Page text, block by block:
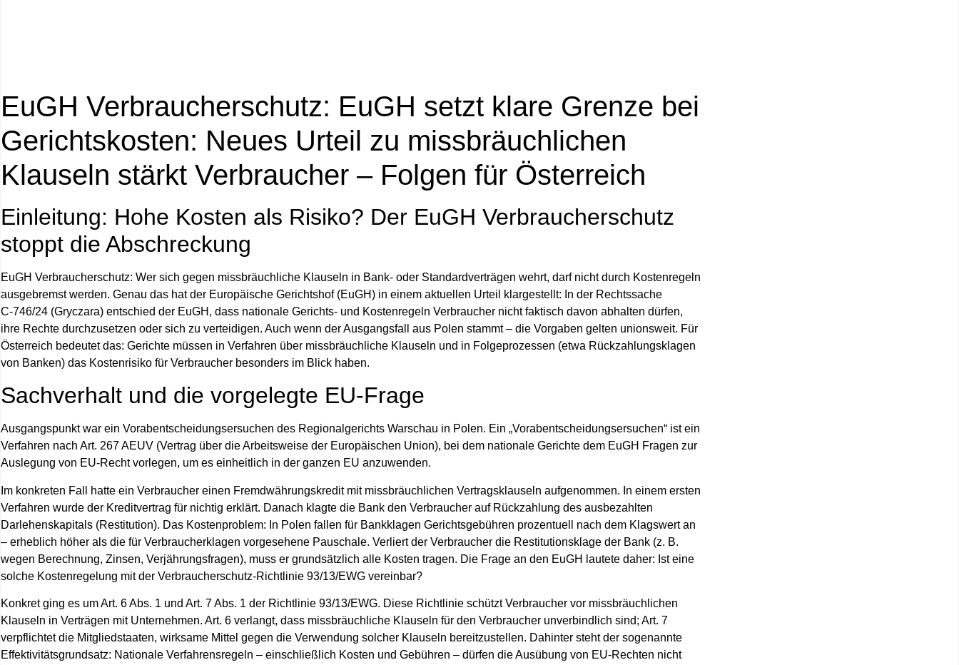
EuGH Verbraucherschutz: EuGH setzt klare Grenze bei
Gerichtskosten: Neues Urteil zu missbräuchlichen
Klauseln stärkt Verbraucher – Folgen für Österreich
Einleitung: Hohe Kosten als Risiko? Der EuGH Verbraucherschutz
stoppt die Abschreckung
EuGH Verbraucherschutz: Wer sich gegen missbräuchliche Klauseln in Bank- oder Standardverträgen wehrt, darf nicht durch Kostenregeln
ausgebremst werden. Genau das hat der Europäische Gerichtshof (EuGH) in einem aktuellen Urteil klargestellt: In der Rechtssache
C‑746/24 (Gryczara) entschied der EuGH, dass nationale Gerichts- und Kostenregeln Verbraucher nicht faktisch davon abhalten dürfen,
ihre Rechte durchzusetzen oder sich zu verteidigen. Auch wenn der Ausgangsfall aus Polen stammt – die Vorgaben gelten unionsweit. Für
Österreich bedeutet das: Gerichte müssen in Verfahren über missbräuchliche Klauseln und in Folgeprozessen (etwa Rückzahlungsklagen
von Banken) das Kostenrisiko für Verbraucher besonders im Blick haben.
Sachverhalt und die vorgelegte EU‑Frage
Ausgangspunkt war ein Vorabentscheidungsersuchen des Regionalgerichts Warschau in Polen. Ein „Vorabentscheidungsersuchen“ ist ein
Verfahren nach Art. 267 AEUV (Vertrag über die Arbeitsweise der Europäischen Union), bei dem nationale Gerichte dem EuGH Fragen zur
Auslegung von EU‑Recht vorlegen, um es einheitlich in der ganzen EU anzuwenden.
Im konkreten Fall hatte ein Verbraucher einen Fremdwährungskredit mit missbräuchlichen Vertragsklauseln aufgenommen. In einem ersten
Verfahren wurde der Kreditvertrag für nichtig erklärt. Danach klagte die Bank den Verbraucher auf Rückzahlung des ausbezahlten
Darlehenskapitals (Restitution). Das Kostenproblem: In Polen fallen für Bankklagen Gerichtsgebühren prozentuell nach dem Klagswert an
– erheblich höher als die für Verbraucherklagen vorgesehene Pauschale. Verliert der Verbraucher die Restitutionsklage der Bank (z. B.
wegen Berechnung, Zinsen, Verjährungsfragen), muss er grundsätzlich alle Kosten tragen. Die Frage an den EuGH lautete daher: Ist eine
solche Kostenregelung mit der Verbraucherschutz‑Richtlinie 93/13/EWG vereinbar?
Konkret ging es um Art. 6 Abs. 1 und Art. 7 Abs. 1 der Richtlinie 93/13/EWG. Diese Richtlinie schützt Verbraucher vor missbräuchlichen
Klauseln in Verträgen mit Unternehmen. Art. 6 verlangt, dass missbräuchliche Klauseln für den Verbraucher unverbindlich sind; Art. 7
verpflichtet die Mitgliedstaaten, wirksame Mittel gegen die Verwendung solcher Klauseln bereitzustellen. Dahinter steht der sogenannte
Effektivitätsgrundsatz: Nationale Verfahrensregeln – einschließlich Kosten und Gebühren – dürfen die Ausübung von EU‑Rechten nicht